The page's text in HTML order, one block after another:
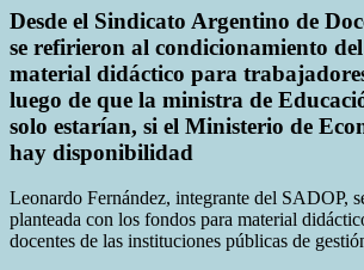
Desde el Sindicato Argentino de
se refirieron al condicionamiento
material didáctico para
luego de que la ministra de
solo estarían, si el Ministerio de
hay disponibilidad
Leonardo Fernández, integrante del SADOP,
planteada con los fondos para material
docentes de las instituciones públicas de